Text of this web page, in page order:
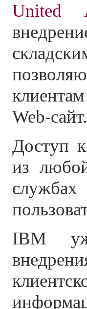
United
Web-сайт.
Доступ
из
IBM